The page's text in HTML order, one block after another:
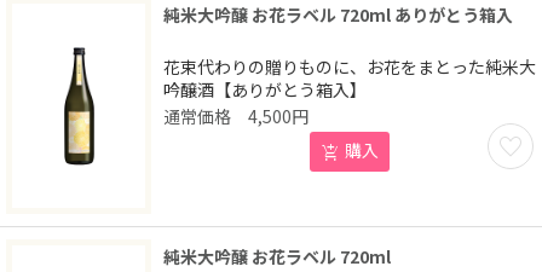
純米大吟醸 お花ラベル 720ml ありがとう箱入
花束代わりの贈りものに、お花をまとった純米大
吟醸酒【ありがとう箱入】
お気
4,500円
購入
純米大吟醸 お花ラベル 720ml